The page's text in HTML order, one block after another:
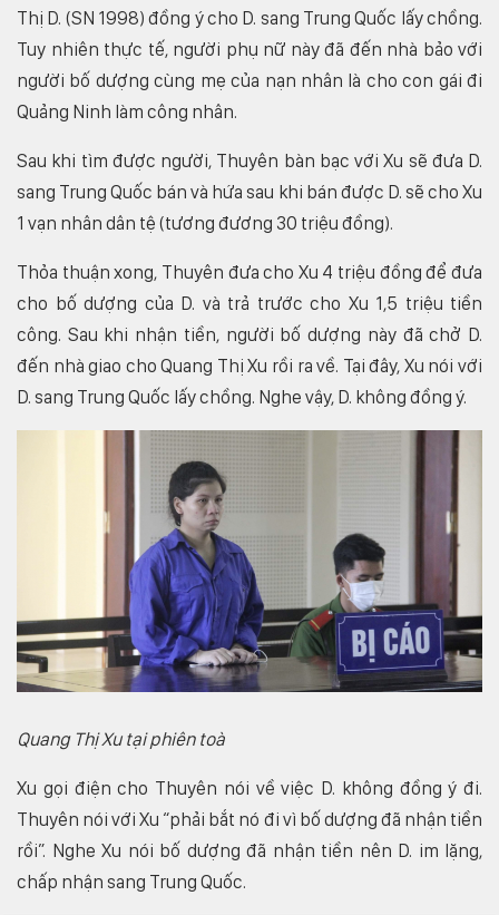
Thị D. (SN 1998) đồng ý cho D. sang Trung Quốc lấy chồng.
Tuy nhiên thực tế, người phụ nữ này đã đến nhà bảo với
người bố dượng cùng mẹ của nạn nhân là cho con gái đi
Quảng Ninh làm công nhân.
Sau khi tìm được người, Thuyên bàn bạc với Xu sẽ đưa D.
sang Trung Quốc bán và hứa sau khi bán được D. sẽ cho Xu
1 vạn nhân dân tệ (tương đương 30 triệu đồng).
Thỏa thuận xong, Thuyên đưa cho Xu 4 triệu đồng để đưa
cho bố dượng của D. và trả trước cho Xu 1,5 triệu tiền
công. Sau khi nhận tiền, người bố dượng này đã chở D.
đến nhà giao cho Quang Thị Xu rồi ra về. Tại đây, Xu nói với
D. sang Trung Quốc lấy chồng. Nghe vậy, D. không đồng ý.
Quang Thị Xu tại phiên toà
Xu gọi điện cho Thuyên nói về việc D. không đồng ý đi.
Thuyên nói với Xu “phải bắt nó đi vì bố dượng đã nhận tiền
rồi”. Nghe Xu nói bố dượng đã nhận tiền nên D. im lặng,
chấp nhận sang Trung Quốc.